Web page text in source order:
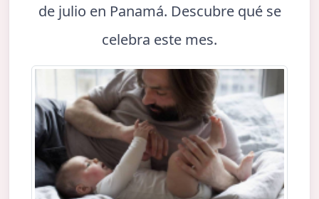
de julio en Panamá. Descubre qué se
celebra este mes.